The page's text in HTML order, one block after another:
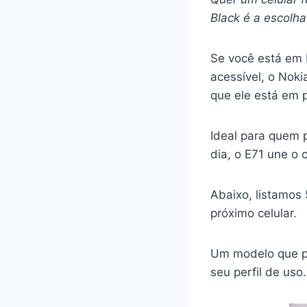
Black é a
Se você está
acessível, o
que ele está em
Ideal para quem
dia, o E71 une o
Abaixo, listamos
próximo celular.
Um modelo que
seu perfil de uso.